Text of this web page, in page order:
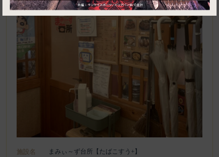
施設名 まみぃ～ず台所【たばこすう+】